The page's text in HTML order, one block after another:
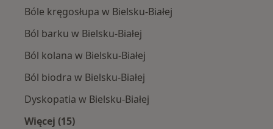
Bóle kręgosłupa w Bielsku-Białej
Ból barku w Bielsku-Białej
Ból kolana w Bielsku-Białej
Ból biodra w Bielsku-Białej
Dyskopatia w Bielsku-Białej
Więcej (15)